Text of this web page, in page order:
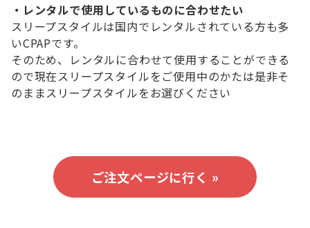
・レンタルで使用しているものに合わせたい
スリープスタイルは国内でレンタルされている方も多
いCPAPです。
そのため、レンタルに合わせて使用することができる
ので現在スリープスタイルをご使用中のかたは是非そ
のままスリープスタイルをお選びください
ご注文ページに行く »